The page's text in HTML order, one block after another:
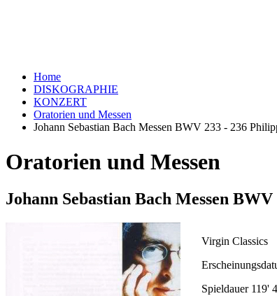
Home
DISKOGRAPHIE
KONZERT
Oratorien und Messen
Johann Sebastian Bach Messen BWV 233 - 236
Oratorien und Messen
Johann Sebastian Bach Messen
Virgin Classics
Spieldauer 119'